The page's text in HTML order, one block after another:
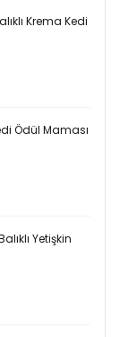
Krema Kedi
Ödül Maması
Yetişkin